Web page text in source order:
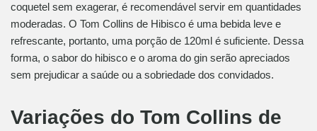
coquetel sem exagerar, é recomendável servir em quantidades
moderadas. O Tom Collins de Hibisco é uma bebida leve e
refrescante, portanto, uma porção de 120ml é suficiente. Dessa
forma, o sabor do hibisco e o aroma do gin serão apreciados
sem prejudicar a saúde ou a sobriedade dos convidados.
Variações do Tom Collins de